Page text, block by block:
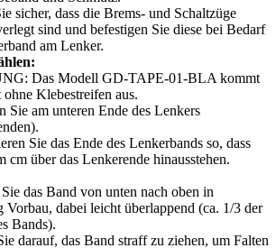
sicher, dass die Brems- und Schaltzüge
sind und befestigen Sie diese bei Bedarf
am Lenker.
Das Modell GD-TAPE-01-BLA kommt
Klebestreifen aus.
Sie am unteren Ende des Lenkers
Sie das Ende des Lenkerbands so, dass
cm über das Lenkerende hinausstehen.
das Band von unten nach oben in
Vorbau, dabei leicht überlappend (ca. 1/3 der
Bands).
darauf, das Band straff zu ziehen, um Falten